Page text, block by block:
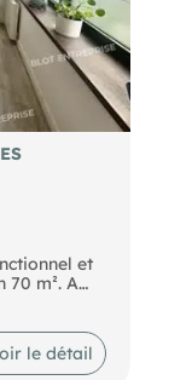
et
70 m². A
toutes les
belle taille.
le détail